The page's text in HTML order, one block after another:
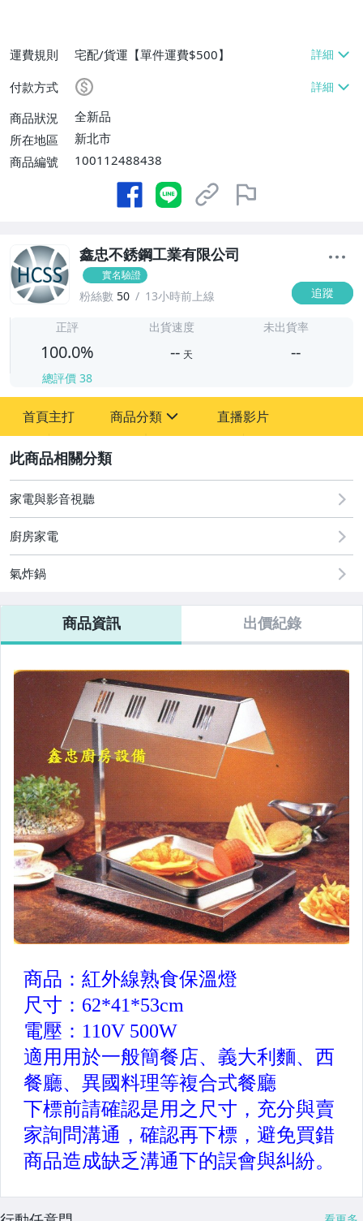
運費規則
宅配/貨運【單件運費$500】
付款方式
商品狀況
全新品
所在地區
新北市
商品編號
100112488438
鑫忠不銹鋼工業有限公司
實名驗證
粉絲數 50 13小時前上線 追蹤
正評
100.0%
總評價 38
出貨速度
-- 天
未出貨率
--
首頁主打 商品分類
居家、家具與園藝
家電與影音視聽
直播影片
家電與影音視聽
廚房家電
氣炸鍋
商品資訊 出價紀錄